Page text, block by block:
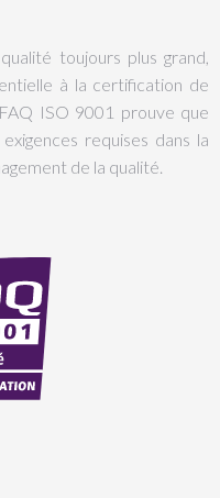
toujours plus grand,
à la certification de
ISO 9001 prouve que
requises dans la
de la qualité.